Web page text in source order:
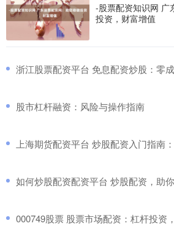
-股票配资知识网 广
投资，财富增值
浙江股票配资平台 免息配资炒股：零
​股市杠杆融资：风险与操作指南
上海期货配资平台 炒股配资入门指南
如何炒股配资配资平台 炒股配资，助
​000749股票 股票市场配资：杠杆投资